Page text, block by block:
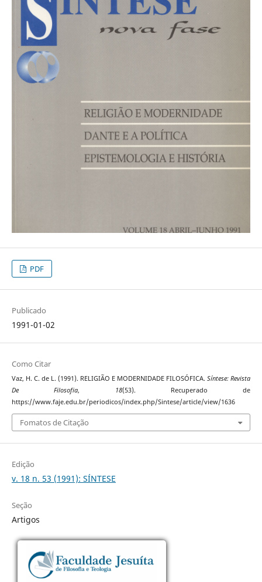
PDF
Publicado
1991-01-02
Como Citar
Vaz, H. C. de L. (1991). RELIGIÃO E MODERNIDADE FILOSÓFICA.Síntese: Revista
De Filosofia, 18(53). Recuperado de
https://www.faje.edu.br/periodicos/index.php/Sintese/article/view/1636
Fomatos de Citação
Edição
v. 18 n. 53 (1991): SÍNTESE
Seção
Artigos